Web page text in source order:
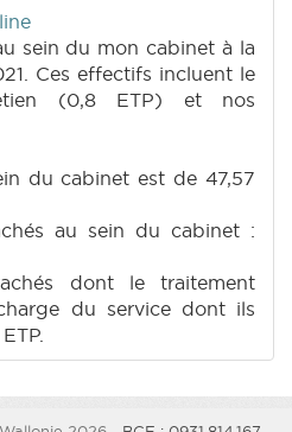
sein du mon cabinet à la
Ces effectifs incluent le
(0,8 ETP) et nos
du cabinet est de 47,57
au sein du cabinet :
dont le traitement
du service dont ils